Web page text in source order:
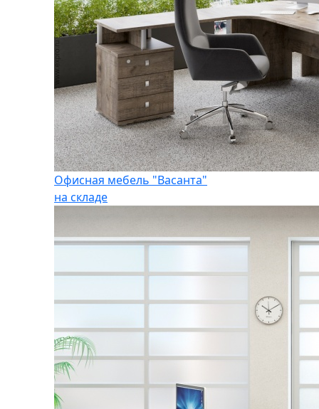
Офисная мебель "Васанта"
на складе